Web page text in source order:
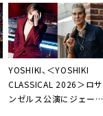
YOSHIKI、＜YOSHIKI
CLASSICAL 2026＞ロサ
ンゼルス公演にジェーン